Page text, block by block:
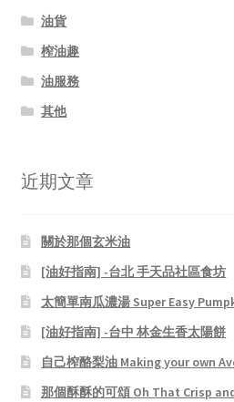
油貨
榨油趣
油服務
其他
近期文章
關於那個玄米油
[油好指南] -台北 手天品社區食坊
太簡單南瓜濃湯 Super Easy
[油好指南] -台中 林金生香太陽餅
自己榨酪梨油 Making your own
那個酥酥的可頌 Oh That Crisp